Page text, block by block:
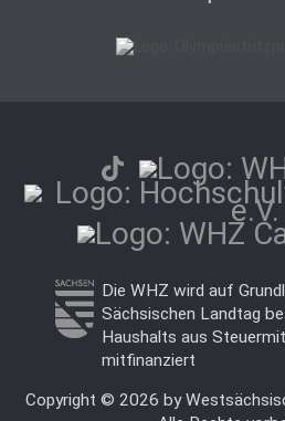
Die WHZ wird auf
Sächsischen Landtag
Haushalts aus
mitfinanziert
Copyright © 2026 by